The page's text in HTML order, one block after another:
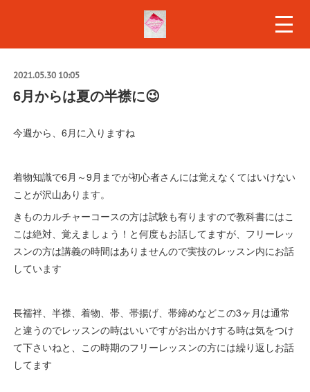
2021.05.30 10:05
6月からは夏の半襟に😉
今週から、6月に入りますね
着物知識で6月～9月までが初心者さんには覚えなくてはいけない
ことが沢山あります。
きものカルチャーコースの方は試験も有りますので教科書にはこ
こは絶対、覚えましょう！と何度もお話してますが、フリーレッ
スンの方は講義の時間はありませんので実技のレッスン内にお話
しています
長襦袢、半襟、着物、帯、帯揚げ、帯締めなどこの3ヶ月は通常
と違うのでレッスンの時はいいですがお出かけする時は気をつけ
て下さいねと、この時期のフリーレッスンの方には繰り返しお話
してます